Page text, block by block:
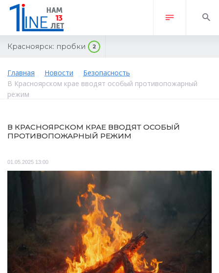
Красноярск: пробки 2
Главная Новости
Безопасность
В Красноярском крае вводят особый противопожарный
режим
В КРАСНОЯРСКОМ КРАЕ ВВОДЯТ ОСОБЫЙ
ПРОТИВОПОЖАРНЫЙ РЕЖИМ
01.05.2025 13:00